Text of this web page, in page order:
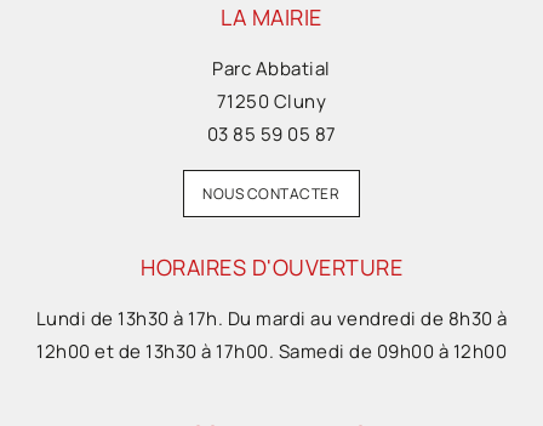
LA MAIRIE
Parc Abbatial
71250 Cluny
03 85 59 05 87
NOUS CONTACTER
HORAIRES D'OUVERTURE
Lundi de 13h30 à 17h. Du mardi au vendredi de 8h30 à
12h00 et de 13h30 à 17h00. Samedi de 09h00 à 12h00